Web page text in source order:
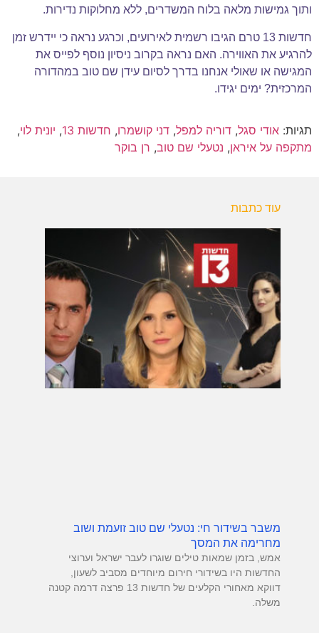
ותוך גמישות מלאה בלוח המשדרים, ללא מחלוקות נדירות.
חדשות 13 טרם הגיבו רשמית לאירועים, וכרגע נראה כי יידרש זמן
להרגיע את האווירה. האם נראה בקרוב ניסיון נוסף לפייס את
המגישה או שאולי אנחנו בדרך לסיום עידן שם טוב במהדורה
המרכזית? ימים יגידו.
תגיות: אודי סגל, דוריה למפל, דני קושמרו, חדשות 13 , יונית לוי,
מתקפה על איראן, נטעלי שם טוב, רן בוקר
עוד כתבות
משבר בשידור חי: נטעלי שם טוב זועמת ושוב
מחרימה את המסך
אמש, בזמן שמאות טילים שוגרו לעבר ישראל וערוצי
החדשות היו בשידורי חירום מיוחדים מסביב לשעון,
דווקא מאחורי הקלעים של חדשות 13 פרצה דרמה קטנה
משלה.